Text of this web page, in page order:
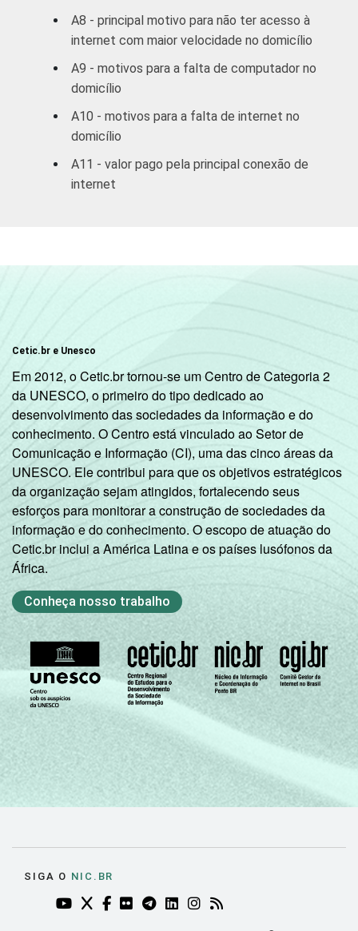
Internet, cujos respondentes sabem se
possuem conexão discada ou de outro tipo e
velocidade. Respostas estimuladas.
2Não sabe / Não Respondeu.
O critério utilizado para classificação leva
em consideração a educação do chefe de
domésticos, relacionando-os a um sistema
de pontuação. A soma dos pontos
Fonte: NIC.br - set/nov 2010
A8 - principal motivo para não ter acesso à
internet com maior velocidade no domicílio
A9 - motivos para a falta de computador no
domicílio
A10 - motivos para a falta de internet no
domicílio
A11 - valor pago pela principal conexão de
internet
Cetic.br e Unesco
Em 2012, o Cetic.br tornou-se um Centro de Categoria 2
da UNESCO, o primeiro do tipo dedicado ao
desenvolvimento das sociedades da informação e do
conhecimento. O Centro está vinculado ao Setor de
Comunicação e Informação (CI), uma das cinco áreas da
UNESCO. Ele contribui para que os objetivos estratégicos
da organização sejam atingidos, fortalecendo seus
esforços para monitorar a construção de sociedades da
informação e do conhecimento. O escopo de atuação do
Cetic.br inclui a América Latina e os países lusófonos da
África.
Conheça nosso trabalho
SIGA O NIC.BR
YOUTUBE DO NIC.BR (ABRE EM NOVA ABA)
TWITTER DO NIC.BR (ABRE EM NOVA ABA)
FACEBOOK DO NIC.BR (ABRE EM NOVA
FLICKR DO NIC.BR (ABRE EM NOVA
TELEGRAM DO NIC.BR (ABRE EM
LINKEDIN DO NIC.BR (ABRE
INSTAGRAM DO NIC.BR
RSS DO NIC.BR (ABRE